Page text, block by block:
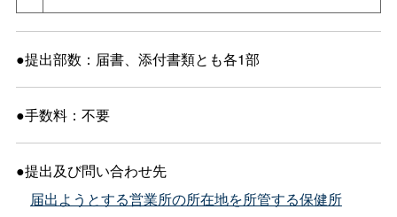
●提出部数：届書、添付書類とも各1部
●手数料：不要
●提出及び問い合わせ先
届出ようとする営業所の所在地を所管する保健所